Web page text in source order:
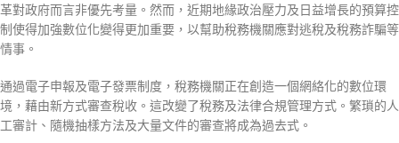
革對政府而言非優先考量。然而，近期地緣政治壓力及日益增長的預算控
制使得加強數位化變得更加重要，以幫助稅務機關應對逃稅及稅務詐騙等
情事。
通過電子申報及電子發票制度，稅務機關正在創造一個網絡化的數位環
境，藉由新方式審查稅收。這改變了稅務及法律合規管理方式。繁瑣的人
工審計、隨機抽樣方法及大量文件的審查將成為過去式。